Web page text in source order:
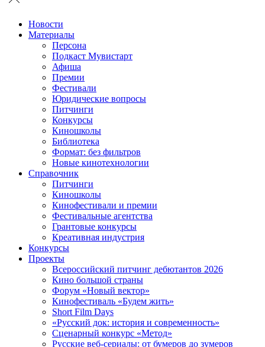
Новости
Материалы
Персона
Подкаст Мувистарт
Афиша
Премии
Фестивали
Юридические вопросы
Питчинги
Конкурсы
Киношколы
Библиотека
Формат: без фильтров
Новые кинотехнологии
Справочник
Питчинги
Киношколы
Кинофестивали и премии
Фестивальные агентства
Грантовые конкурсы
Креативная индустрия
Конкурсы
Проекты
Всероссийский питчинг дебютантов 2026
Кино большой страны
Форум «Новый вектор»
Кинофестиваль «Будем жить»
Short Film Days
«Русский док: история и современность»
Сценарный конкурс «Метод»
Русские веб-сериалы: от бумеров до зумеров